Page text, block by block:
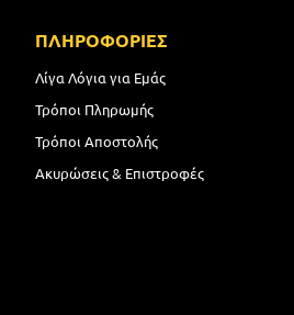
ΠΛΗΡΟΦΟΡΙΕΣ
Λίγα Λόγια για Εμάς
Τρόποι Πληρωμής
Τρόποι Αποστολής
Ακυρώσεις & Επιστροφές